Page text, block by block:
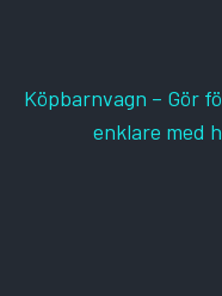
Köpbarnvagn – Gör
enklare med